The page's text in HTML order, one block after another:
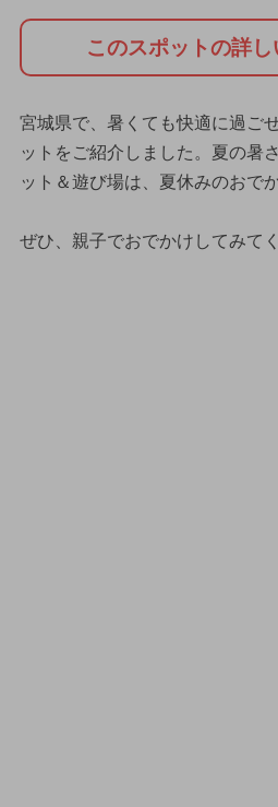
このスポットの詳
宮城県で、暑くても快適に過ご
ットをご紹介しました。夏の暑
ット＆遊び場は、夏休みのおで
ぜひ、親子でおでかけしてみて